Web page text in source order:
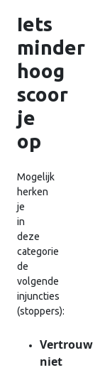
Iets
minder
hoog
scoor
je
op
Mogelijk
herken
je
in
deze
categorie
de
volgende
injuncties
(stoppers):
Vertrouw
niet